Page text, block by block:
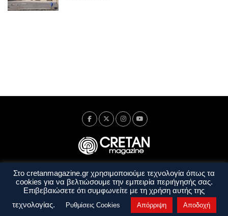
Ταυτότητα Πολιτική Απορρήτου
Όροι Χρήσης
Όροι και Προϋποθέσεις
Στο cretanmagazine.gr χρησιμοποιούμε τεχνολογία όπως τα
cookies για να βελτιώσουμε την εμπειρία περιήγησής σας.
Επιβεβαιώσετε ότι συμφωνείτε με τη χρήση αυτής της
τεχνολογίας.
Ρυθμίσεις Cookies Απόρριψη Αποδοχή